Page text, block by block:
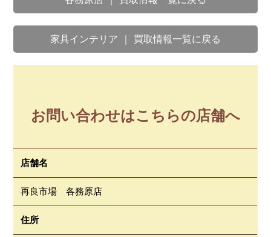
家具インテリア ｜ 買取情報一覧に戻る
お問い合わせはこちらの店舗へ
店舗名
再良市場 各務原店
住所